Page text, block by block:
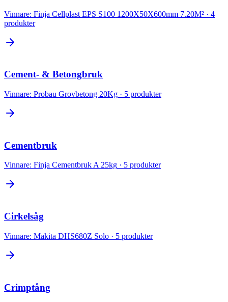
Vinnare: Finja Cellplast EPS S100 1200X50X600mm 7.20M² · 4
produkter
Cement- & Betongbruk
Vinnare: Probau Grovbetong 20Kg · 5 produkter
Cementbruk
Vinnare: Finja Cementbruk A 25kg · 5 produkter
Cirkelsåg
Vinnare: Makita DHS680Z Solo · 5 produkter
Crimptång